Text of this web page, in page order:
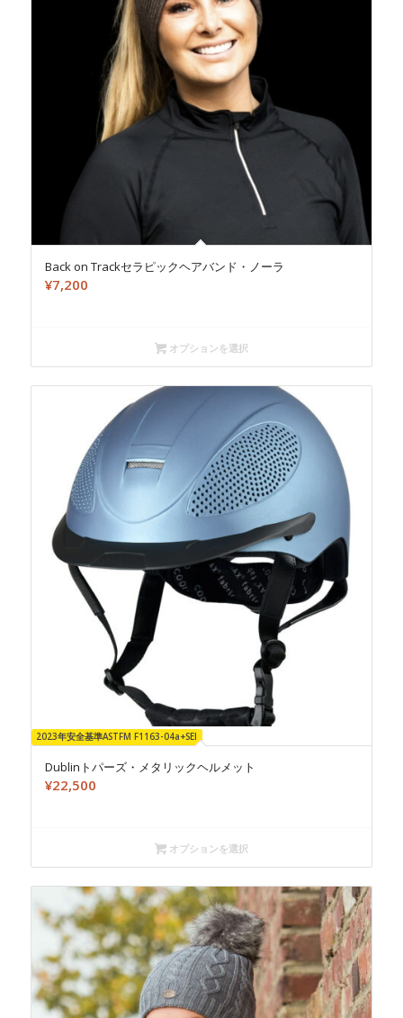
Back on Trackセラピックヘアバンド・ノーラ
¥7,200
オプションを選択
2023年安全基準ASTFM F1163-04a+SEI
Dublinトパーズ・メタリックヘルメット
¥22,500
オプションを選択